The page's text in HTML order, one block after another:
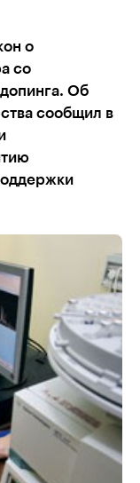
о
со
Об
сообщил в